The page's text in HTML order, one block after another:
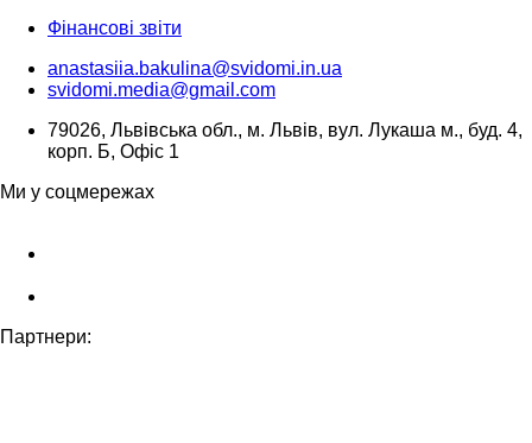
Фінансові звіти
anastasiia.bakulina@svidomi.in.ua
svidomi.media@gmail.com
79026, Львівська обл., м. Львів, вул. Лукаша м., буд. 4,
корп. Б, Офіс 1
Ми у соцмережах
Партнери: